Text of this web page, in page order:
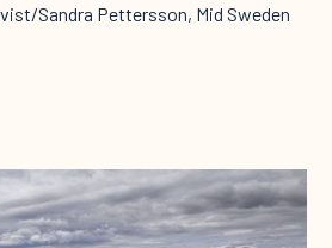
Sandra Pettersson, Mid Sweden